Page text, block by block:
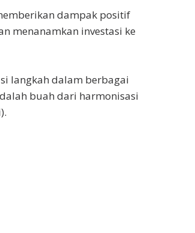
dampak positif
menanamkan investasi ke
langkah dalam berbagai
buah dari harmonisasi